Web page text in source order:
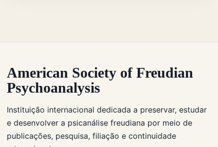
American Society of Freudian
Psychoanalysis
Instituição internacional dedicada a preservar, estudar
e desenvolver a psicanálise freudiana por meio de
publicações, pesquisa, filiação e continuidade